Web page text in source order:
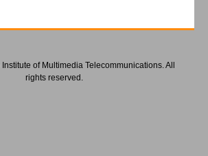
of Multimedia Telecommunications. All
rights reserved.